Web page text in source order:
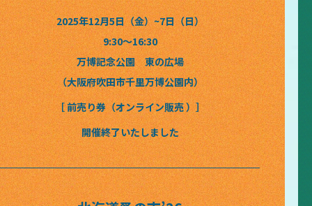
2025年12月5日（金）~7日（日）
9:30〜16:30
万博記念公園 東の広場
（大阪府吹田市千里万博公園内）
［ 前売り券（オンライン販売 ）］
開催終了いたしました